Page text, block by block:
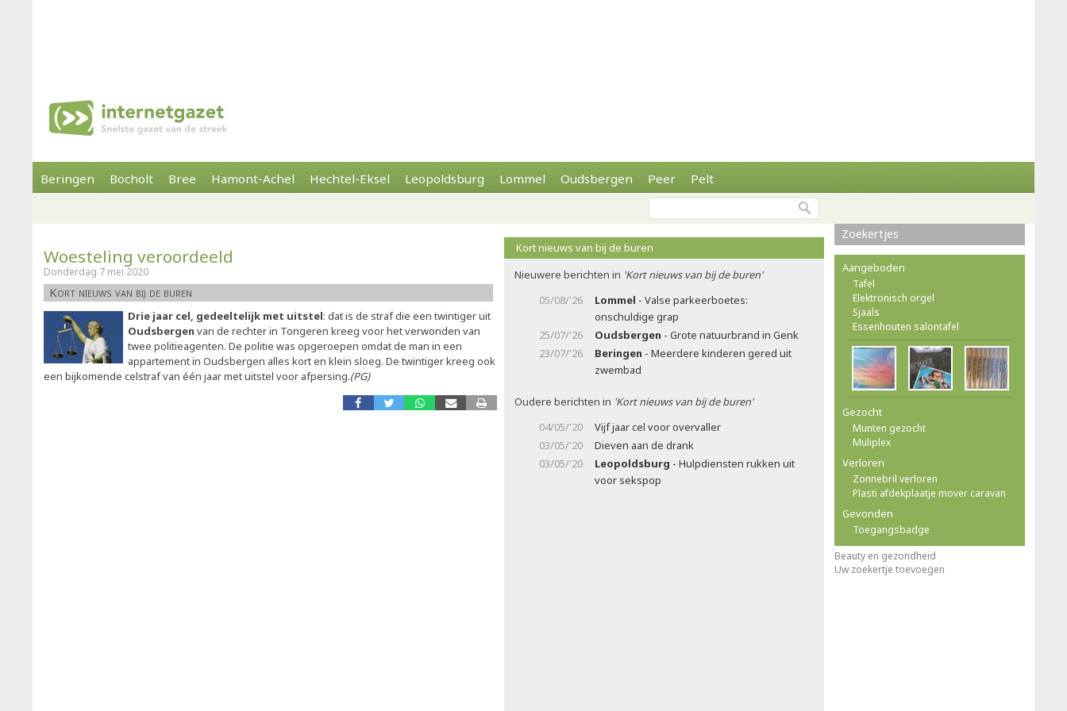
Beringen Bocholt Bree Hamont-Achel Hechtel-Eksel Leopoldsburg Lommel Oudsbergen Peer Pelt
Woesteling veroordeeld
Donderdag 7 mei 2020
Kort nieuws van bij de buren
Drie jaar cel, gedeeltelijk met uitstel: dat is de straf die een twintiger uit
Oudsbergen van de rechter in Tongeren kreeg voor het verwonden van
twee politieagenten. De politie was opgeroepen omdat de man in een
appartement in Oudsbergen alles kort en klein sloeg. De twintiger kreeg ook
een bijkomende celstraf van één jaar met uitstel voor afpersing.(PG)
Kort nieuws van bij de buren
Nieuwere berichten in 'Kort nieuws van bij de buren'
05/08/'26
Lommel - Valse parkeerboetes:
onschuldige grap
25/07/'26
Oudsbergen - Grote natuurbrand in Genk
23/07/'26
Beringen - Meerdere kinderen gered uit
zwembad
Oudere berichten in 'Kort nieuws van bij de buren'
04/05/'20
Vijf jaar cel voor overvaller
03/05/'20
Dieven aan de drank
03/05/'20
Leopoldsburg - Hulpdiensten rukken uit
voor sekspop
Zoekertjes
Aangeboden
Tafel
Elektronisch orgel
Sjaals
Essenhouten salontafel
Gezocht
Munten gezocht
Muliplex
Verloren
Zonnebril verloren
Plasti afdekplaatje mover caravan
Gevonden
Toegangsbadge
Beauty en gezondheid
Uw zoekertje toevoegen